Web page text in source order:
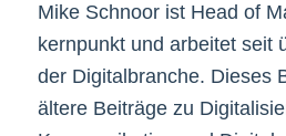
Mike Schnoor ist Head of
kernpunkt und arbeitet seit
der Digitalbranche. Dieses
ältere Beiträge zu